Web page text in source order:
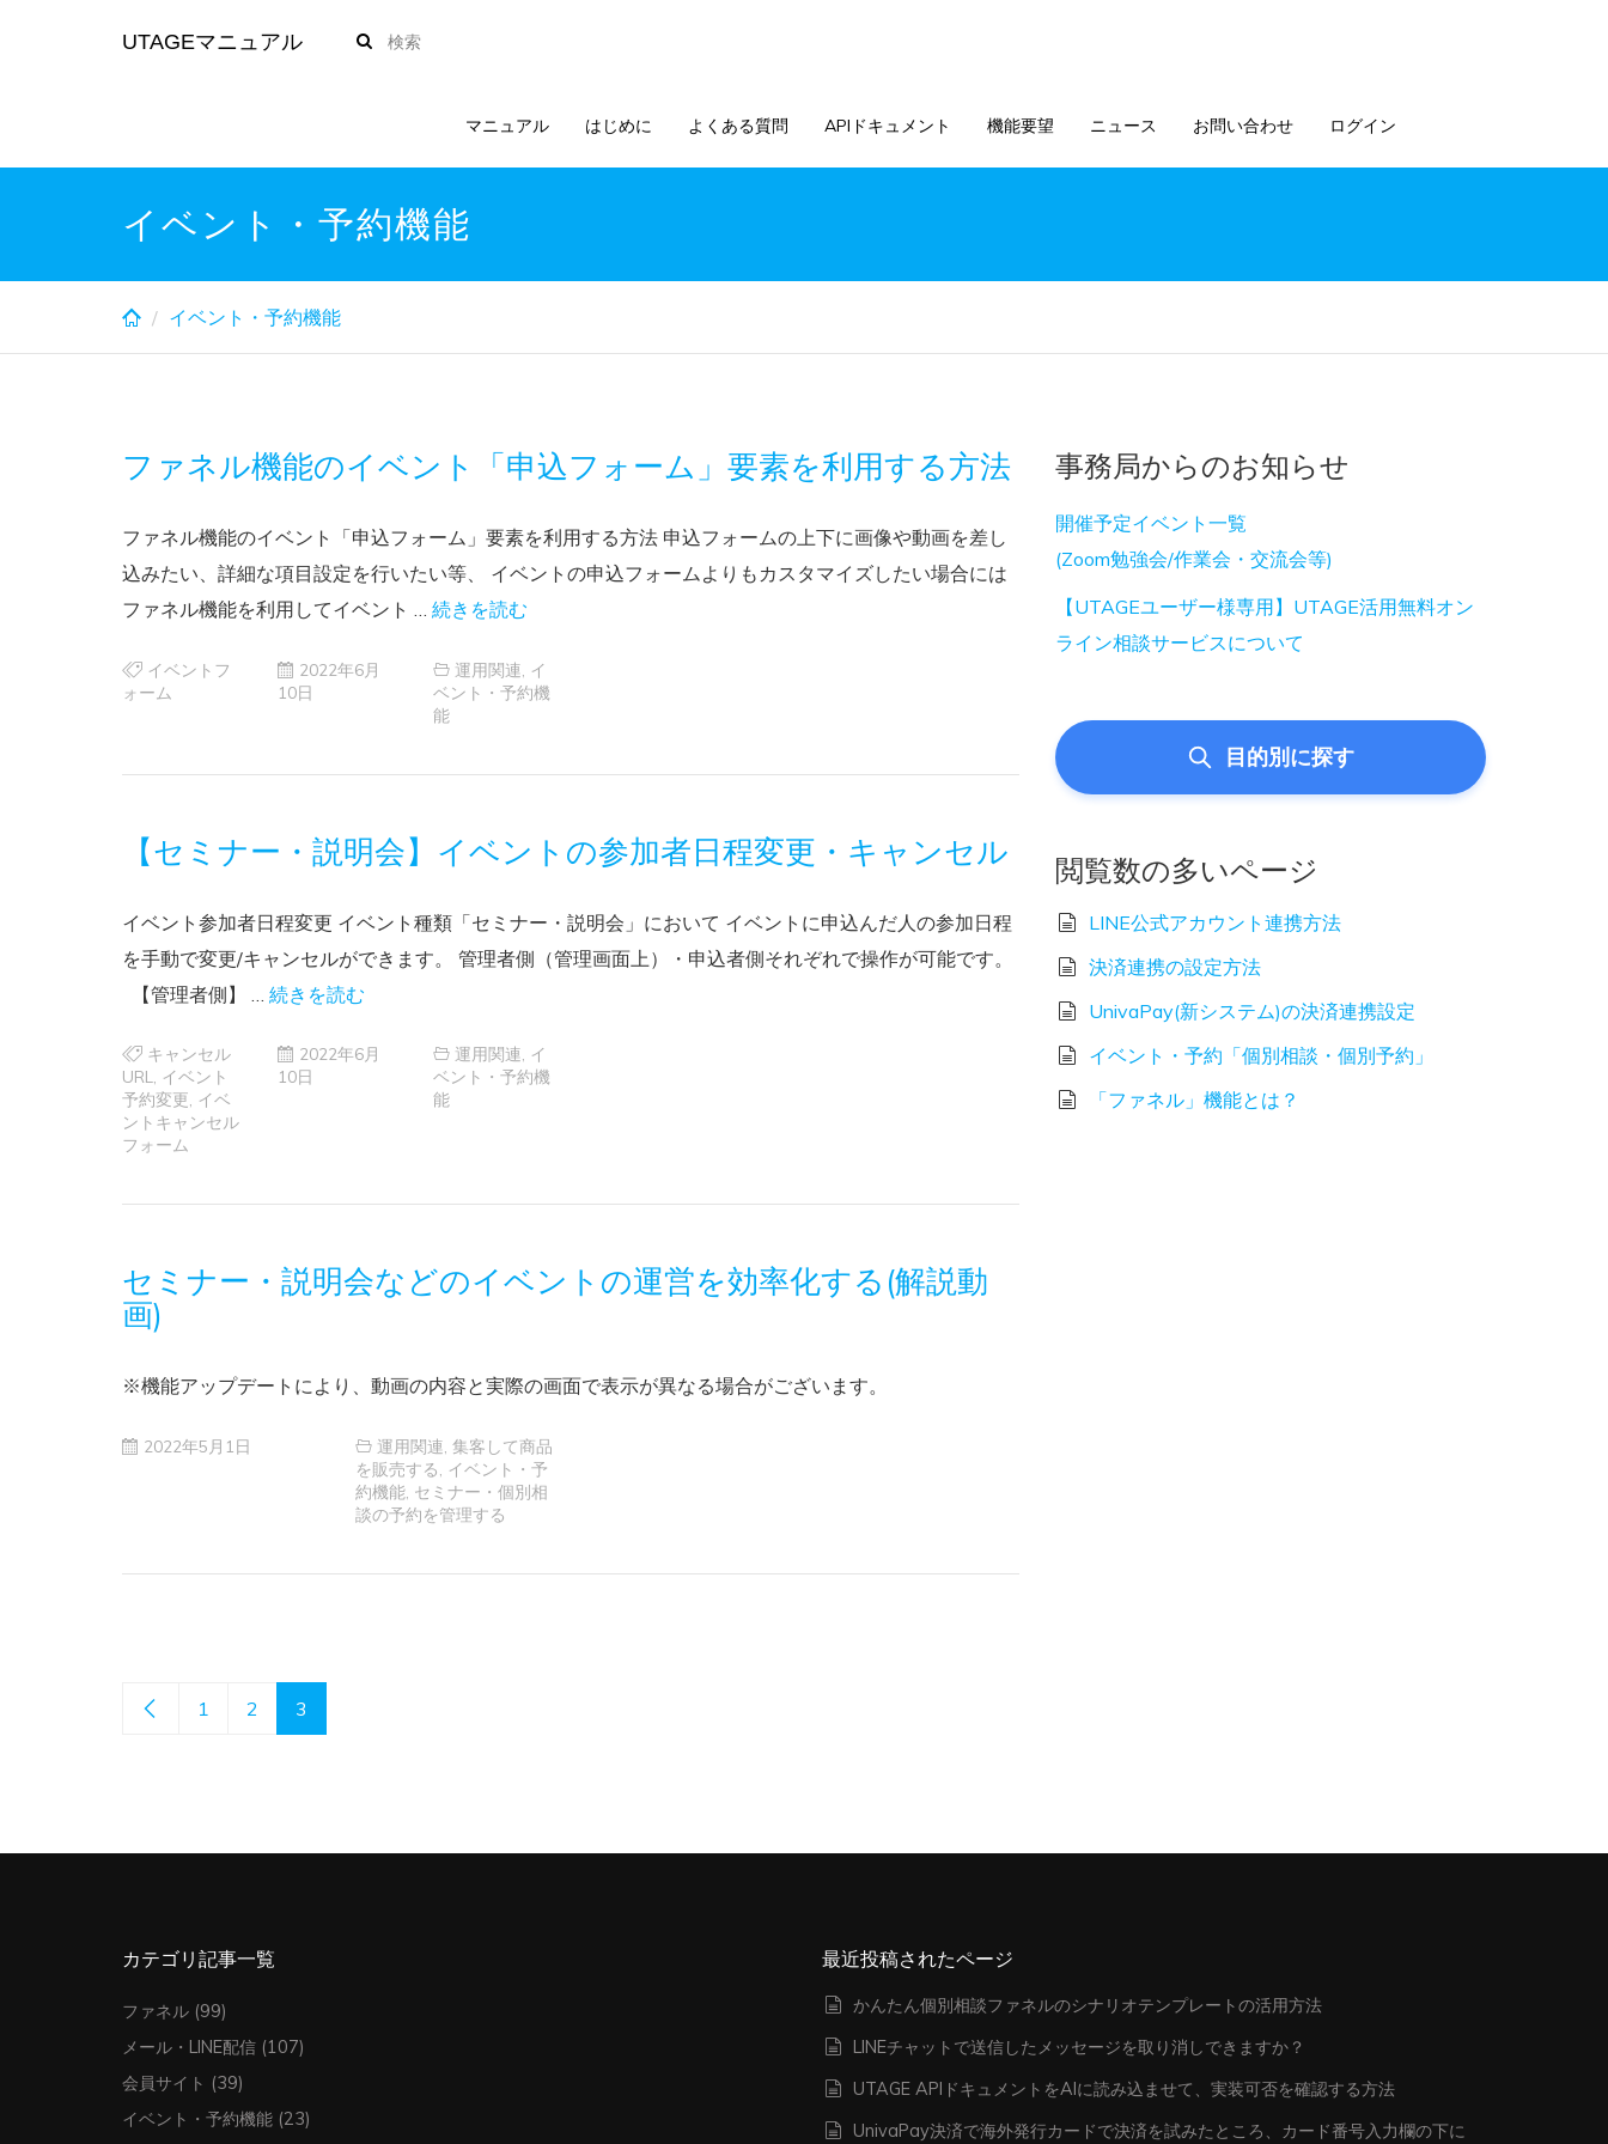
UTAGEマニュアル
マニュアル はじめに よくある質問 APIドキュメント 機能要望 ニュース お問い合わせ ログイン
イベント・予約機能
イベント・予約機能
ファネル機能のイベント「申込フォーム」要素を利用する方法
ファネル機能のイベント「申込フォーム」要素を利用する方法 申込フォームの上下に画像や動画を差し
込みたい、詳細な項目設定を行いたい等、 イベントの申込フォームよりもカスタマイズしたい場合には
ファネル機能を利用してイベント … 続きを読む
イベントフ
ォーム
2022年6月
10日
運用関連 イ
ベント・予約機
能
【セミナー・説明会】イベントの参加者日程変更・キャンセル
イベント参加者日程変更 イベント種類「セミナー・説明会」において イベントに申込んだ人の参加日程
を手動で変更/キャンセルができます。 管理者側（管理画面上）・申込者側それぞれで操作が可能です。
【管理者側】 … 続きを読む
キャンセル
URL
イベント
予約変更 イベ
ントキャンセル
フォーム
2022年6月
10日
運用関連 イ
ベント・予約機
能
セミナー・説明会などのイベントの運営を効率化する(解説動
画)
※機能アップデートにより、動画の内容と実際の画面で表示が異なる場合がございます。
2022年5月1日 運用関連 集客して商品
を販売する イベント・予
約機能 セミナー・個別相
談の予約を管理する
1 2 3
事務局からのお知らせ
開催予定イベント一覧
(Zoom勉強会/作業会・交流会等)
【UTAGEユーザー様専用】UTAGE活用無料オン
ライン相談サービスについて
目的別に探す
閲覧数の多いページ
LINE公式アカウント連携方法
決済連携の設定方法
UnivaPay(新システム)の決済連携設定
イベント・予約「個別相談・個別予約」
「ファネル」機能とは？
カテゴリ記事一覧
ファネル (99)
メール・LINE配信 (107)
会員サイト (39)
イベント・予約機能 (23)
最近投稿されたページ
かんたん個別相談ファネルのシナリオテンプレートの活用方法
LINEチャットで送信したメッセージを取り消しできますか？
UTAGE APIドキュメントをAIに読み込ませて、実装可否を確認する方法
UnivaPay決済で海外発行カードで決済を試みたところ、カード番号入力欄の下に